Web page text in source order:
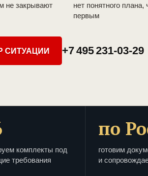
не закрывают
нет понятного плана,
первым
СИТУАЦИИ +7 495 231-03-29
комплекты под
требования
по
готовим
и